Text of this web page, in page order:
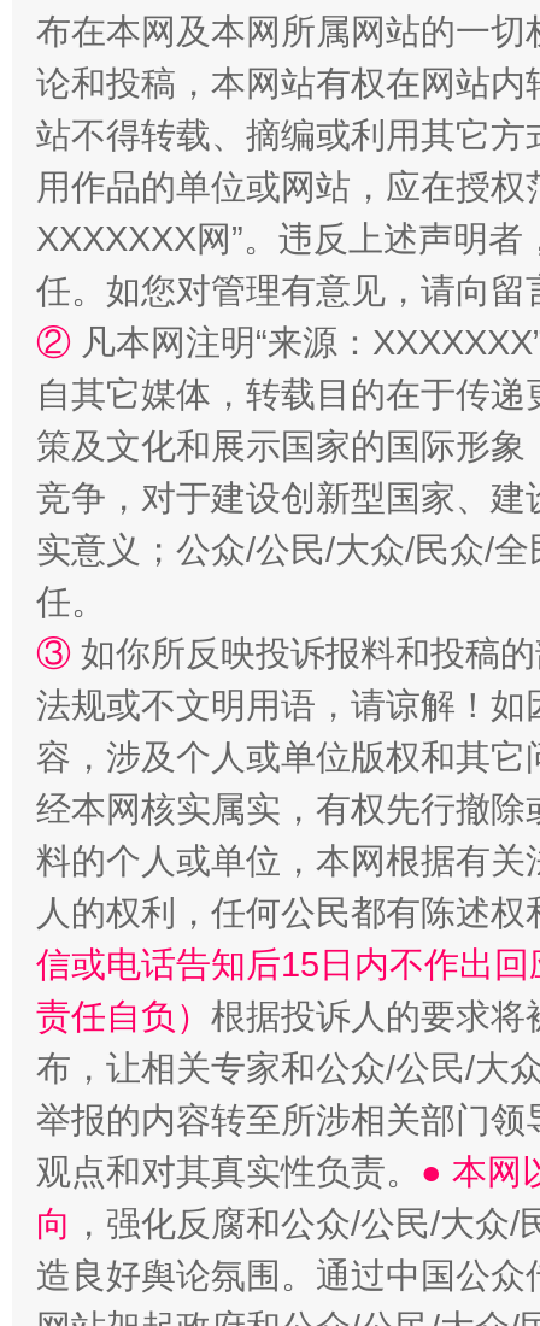
布在本网及本网所属网站的一
论和投稿，本网站有权在网站
站不得转载、摘编或利用其它
用作品的单位或网站，应在授
XXXXXXX网”。违反上述声明
任。如您对管理有意见，请向
② 凡本网注明“来源：
自其它媒体，转载目的在于传
策及文化和展示国家的国际形
竞争，对于建设创新型国家、
实意义；公众/公民/大众/民众/
任。
③ 如你所反映投诉报料和投稿
法规或不文明用语，请谅解！
容，涉及个人或单位版权和其它
经本网核实属实，有权先行撤
料的个人或单位，本网根据有
人的权利，任何公民都有陈述
信或电话告知后15日内不作出
责任自负） 根据投诉人的要求将
布，让相关专家和公众/公民/大
举报的内容转至所涉相关部门
观点和对其真实性负责。 ● 本网
向 ，强化反腐和公众/公民/大众
造良好舆论氛围。通过中国公